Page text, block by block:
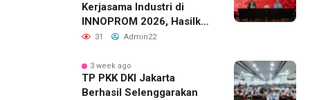
Kerjasama Industri di
INNOPROM 2026, Hasilkan
Belasan Kerja Sama
31 Admin22
3 week ago
TP PKK DKI Jakarta
Berhasil Selenggarakan